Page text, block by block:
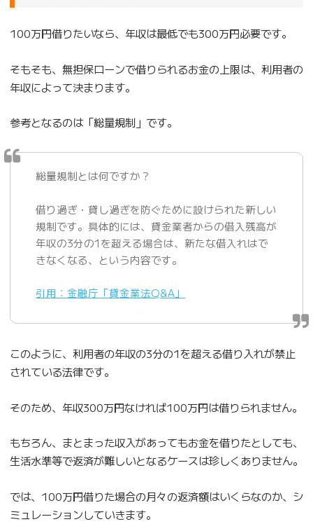
100万円借りたいなら、年収は最低でも300万円必要です。
そもそも、無担保ローンで借りられるお金の上限は、利用者の
年収によって決まります。
参考となるのは「総量規制」です。
総量規制とは何ですか？
借り過ぎ・貸し過ぎを防ぐために設けられた新しい
規制です。具体的には、貸金業者からの借入残高が
年収の3分の1を超える場合は、新たな借入れはで
きなくなる、という内容です。
引用：金融庁「貸金業法Q&A」
このように、利用者の年収の3分の1を超える借り入れが禁止
されている法律です。
そのため、年収300万円なければ100万円は借りられません。
もちろん、まとまった収入があってもお金を借りたとしても、
生活水準等で返済が難しいとなるケースは珍しくありません。
では、100万円借りた場合の月々の返済額はいくらなのか、シ
ミュレーションしていきます。